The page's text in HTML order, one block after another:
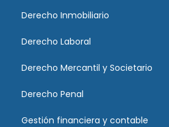
Derecho Inmobiliario
Derecho Laboral
Derecho Mercantil y Societario
Derecho Penal
Gestión financiera y contable